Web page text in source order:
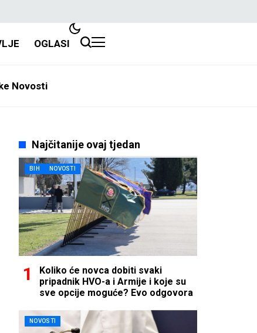
OGLASI
Novosti
Najčitanije ovaj tjedan
BIH NOVOSTI
Koliko će novca dobiti svaki
pripadnik HVO-a i Armije i koje su
sve opcije moguće? Evo odgovora
NOVOSTI